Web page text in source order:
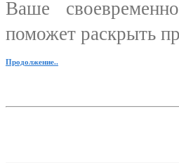
Baше
поможет раскрыть
Продолжение..